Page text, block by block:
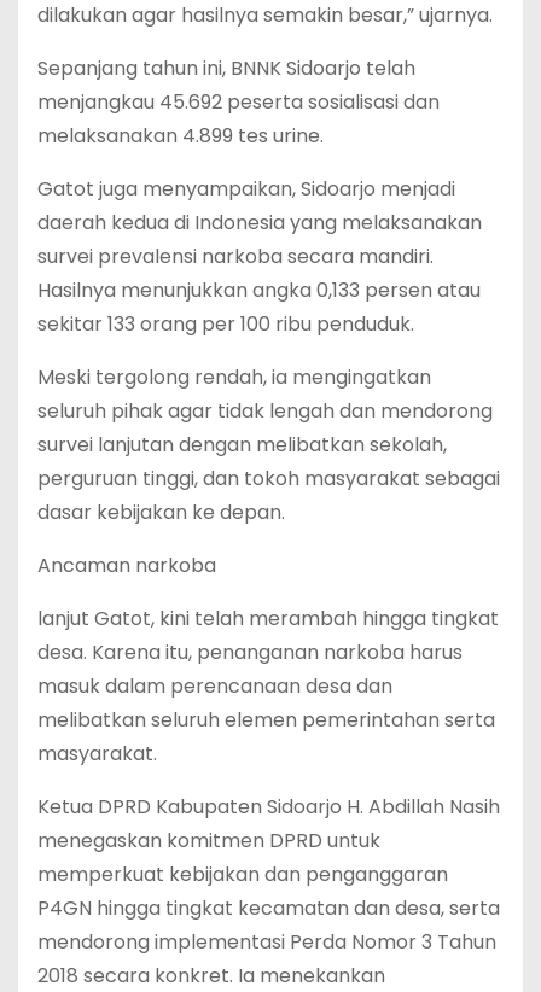
dilakukan agar hasilnya semakin besar,” ujarnya.
Sepanjang tahun ini, BNNK Sidoarjo telah
menjangkau 45.692 peserta sosialisasi dan
melaksanakan 4.899 tes urine.
Gatot juga menyampaikan, Sidoarjo menjadi
daerah kedua di Indonesia yang melaksanakan
survei prevalensi narkoba secara mandiri.
Hasilnya menunjukkan angka 0,133 persen atau
sekitar 133 orang per 100 ribu penduduk.
Meski tergolong rendah, ia mengingatkan
seluruh pihak agar tidak lengah dan mendorong
survei lanjutan dengan melibatkan sekolah,
perguruan tinggi, dan tokoh masyarakat sebagai
dasar kebijakan ke depan.
Ancaman narkoba
lanjut Gatot, kini telah merambah hingga tingkat
desa. Karena itu, penanganan narkoba harus
masuk dalam perencanaan desa dan
melibatkan seluruh elemen pemerintahan serta
masyarakat.
Ketua DPRD Kabupaten Sidoarjo H. Abdillah Nasih
menegaskan komitmen DPRD untuk
memperkuat kebijakan dan penganggaran
P4GN hingga tingkat kecamatan dan desa, serta
mendorong implementasi Perda Nomor 3 Tahun
2018 secara konkret. Ia menekankan